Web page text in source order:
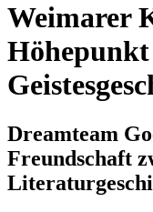
Weimarer
Höhepunkt
Dreamteam
Freundschaft